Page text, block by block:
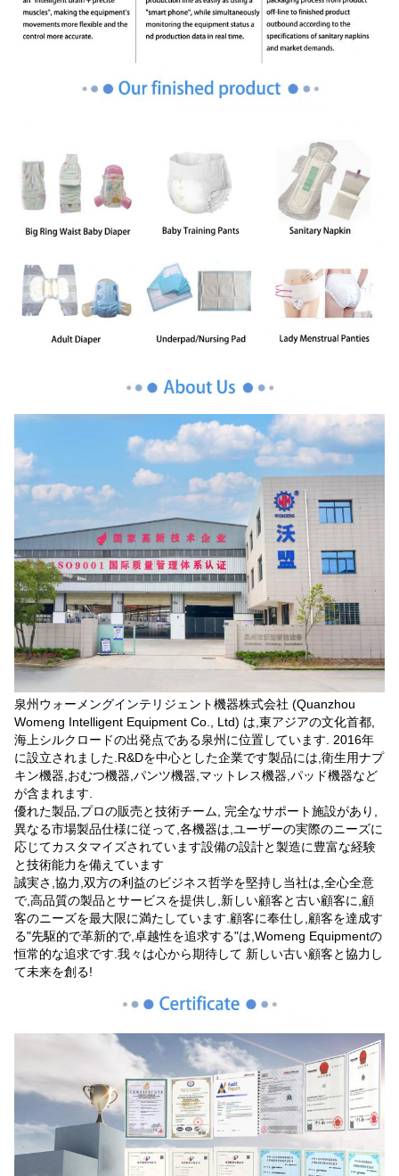
泉州ウォーメングインテリジェント機器株式会社 (Quanzhou
Womeng Intelligent Equipment Co., Ltd) は,東アジアの文化首都,
海上シルクロードの出発点である泉州に位置しています. 2016年
に設立されました.R&Dを中心とした企業です製品には,衛生用ナプ
キン機器,おむつ機器,パンツ機器,マットレス機器,パッド機器など
が含まれます.
優れた製品,プロの販売と技術チーム, 完全なサポート施設があり,
異なる市場製品仕様に従って,各機器は,ユーザーの実際のニーズに
応じてカスタマイズされています設備の設計と製造に豊富な経験
と技術能力を備えています
誠実さ,協力,双方の利益のビジネス哲学を堅持し当社は,全心全意
で,高品質の製品とサービスを提供し,新しい顧客と古い顧客に,顧
客のニーズを最大限に満たしています.顧客に奉仕し,顧客を達成す
る"先駆的で革新的で,卓越性を追求する"は,Womeng Equipmentの
恒常的な追求です.我々は心から期待して 新しい古い顧客と協力し
て未来を創る!